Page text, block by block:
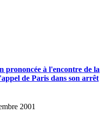
prononcée à l'encontre de la
de Paris dans son arrêt
2001